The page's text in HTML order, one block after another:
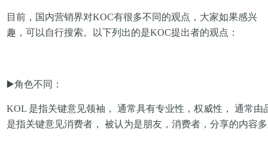
目前，国内营销界对KOC有很多不同的观点，大家如果感兴
趣，可以自行搜索。 以下列出的是KOC提出者的观点：
▶️角色不同 ：
KOL 是指关键意见领袖， 通常具有专业性，权威性， 通常
是指关键意见消费者， 被认为是朋友，消费者，分享的内容